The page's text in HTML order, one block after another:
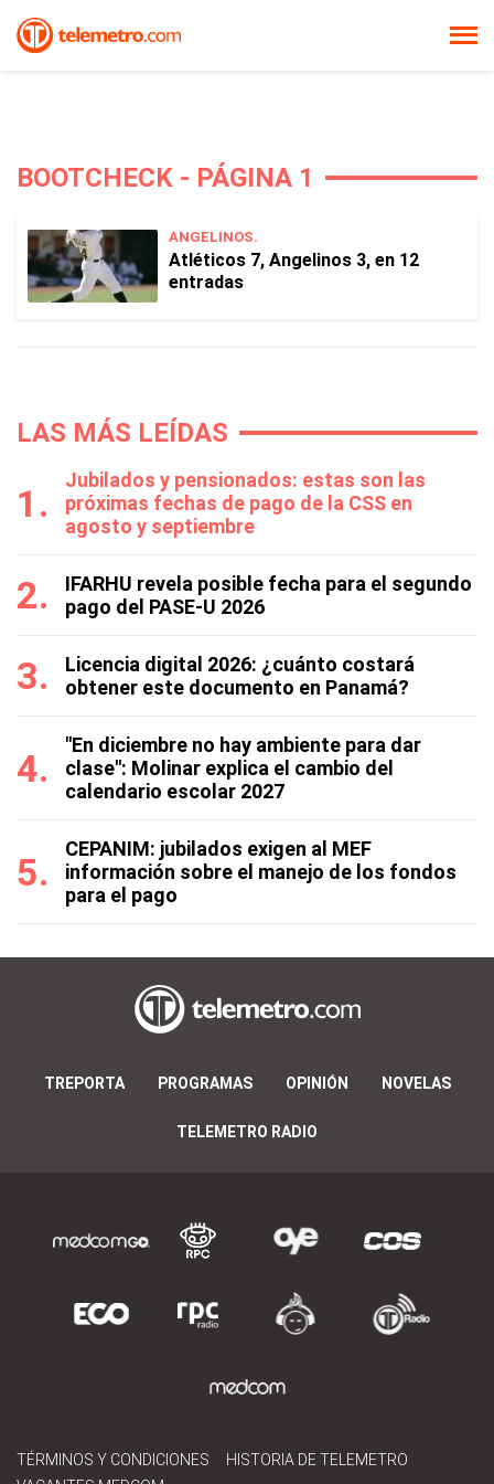
BOOTCHECK - PÁGINA 1
ANGELINOS.
Atléticos 7, Angelinos 3, en 12
entradas
LAS MÁS LEÍDAS
Jubilados y pensionados: estas son las
próximas fechas de pago de la CSS en
agosto y septiembre
IFARHU revela posible fecha para el segundo
pago del PASE-U 2026
Licencia digital 2026: ¿cuánto costará
obtener este documento en Panamá?
"En diciembre no hay ambiente para dar
clase": Molinar explica el cambio del
calendario escolar 2027
CEPANIM: jubilados exigen al MEF
información sobre el manejo de los fondos
para el pago
TREPORTA PROGRAMAS OPINIÓN NOVELAS
TELEMETRO RADIO
TÉRMINOS Y CONDICIONES
HISTORIA DE TELEMETRO